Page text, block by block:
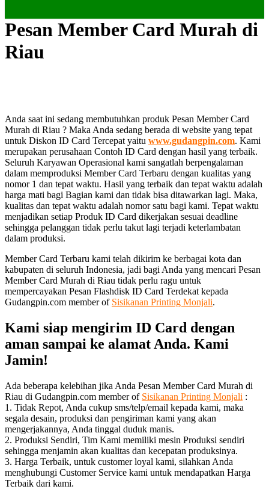
Pesan Member Card Murah di
Riau
Anda saat ini sedang membutuhkan produk Pesan Member Card
Murah di Riau ? Maka Anda sedang berada di website yang tepat
untuk Diskon ID Card Tercepat yaitu www.gudangpin.com. Kami
merupakan perusahaan Contoh ID Card dengan hasil yang terbaik.
Seluruh Karyawan Operasional kami sangatlah berpengalaman
dalam memproduksi Member Card Terbaru dengan kualitas yang
nomor 1 dan tepat waktu. Hasil yang terbaik dan tepat waktu adalah
harga mati bagi Bagian kami dan tidak bisa ditawarkan lagi. Maka,
kualitas dan tepat waktu adalah nomor satu bagi kami. Tepat waktu
menjadikan setiap Produk ID Card dikerjakan sesuai deadline
sehingga pelanggan tidak perlu takut lagi terjadi keterlambatan
dalam produksi.
Member Card Terbaru kami telah dikirim ke berbagai kota dan
kabupaten di seluruh Indonesia, jadi bagi Anda yang mencari Pesan
Member Card Murah di Riau tidak perlu ragu untuk
mempercayakan Pesan Flashdisk ID Card Terdekat kepada
Gudangpin.com member of Sisikanan Printing Monjali.
Kami siap mengirim ID Card dengan
aman sampai ke alamat Anda. Kami
Jamin!
Ada beberapa kelebihan jika Anda Pesan Member Card Murah di
Riau di Gudangpin.com member of Sisikanan Printing Monjali :
1. Tidak Repot, Anda cukup sms/telp/email kepada kami, maka
segala desain, produksi dan pengiriman kami yang akan
mengerjakannya, Anda tinggal duduk manis.
2. Produksi Sendiri, Tim Kami memiliki mesin Produksi sendiri
sehingga menjamin akan kualitas dan kecepatan produksinya.
3. Harga Terbaik, untuk customer loyal kami, silahkan Anda
menghubungi Customer Service kami untuk mendapatkan Harga
Terbaik dari kami.